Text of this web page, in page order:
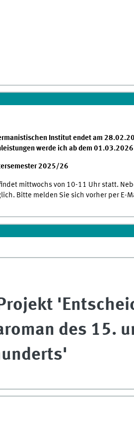
Institut endet am
werde ich ab dem
2025/26
mittwochs von 10-11 Uhr statt.
Bitte melden Sie sich vorher per E-
des 15.